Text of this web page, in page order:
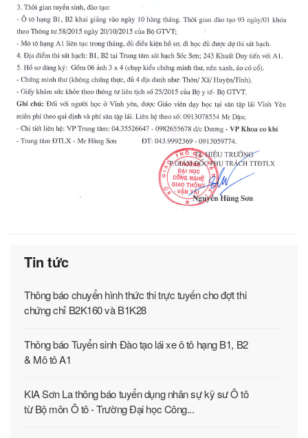
Tin tức
Thông báo chuyển hình thức thi trực tuyến cho đợt thi
chứng chỉ B2K160 và B1K28
Thông báo Tuyển sinh Đào tạo lái xe ô tô hạng B1, B2
& Mô tô A1
KIA Sơn La thông báo tuyển dụng nhân sự kỹ sư Ô tô
từ Bộ môn Ô tô - Trường Đại học Công...